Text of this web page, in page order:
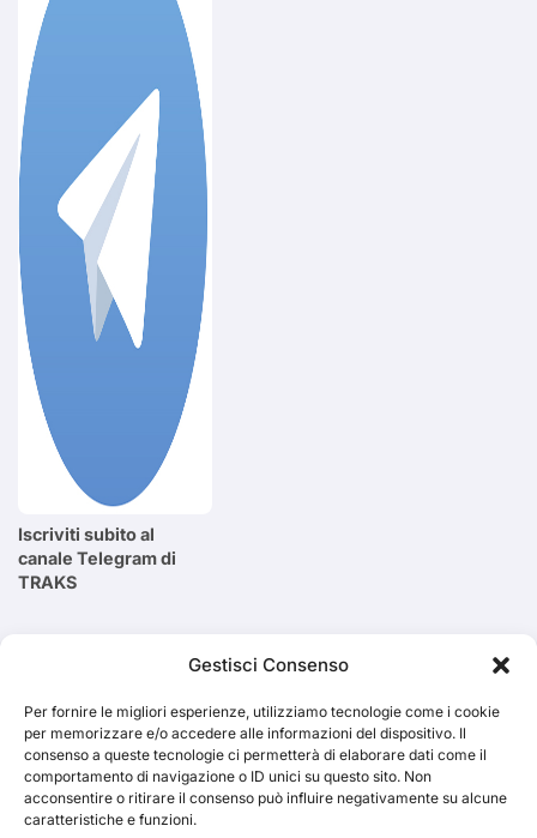
Gestisci Consenso
Per fornire le migliori esperienze, utilizziamo tecnologie come i cookie
per memorizzare e/o accedere alle informazioni del dispositivo. Il
consenso a queste tecnologie ci permetterà di elaborare dati come il
comportamento di navigazione o ID unici su questo sito. Non
acconsentire o ritirare il consenso può influire negativamente su alcune
caratteristiche e funzioni.
Iscriviti subito al
canale Telegram di
TRAKS
Cerca